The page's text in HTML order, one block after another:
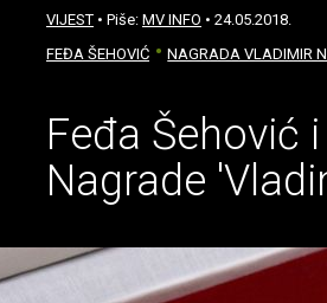
VIJEST • Piše: MV INFO • 24.05.2018.
FEĐA ŠEHOVIĆ
NAGRADA VLADIMIR
Feđa Šehović
Nagrade